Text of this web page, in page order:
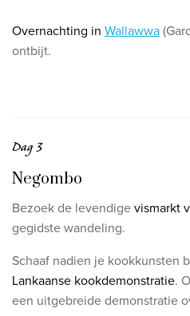
Overnachting in Wallawwa
ontbijt.
Dag 3
Negombo
Bezoek de levendigevismarkt
gegidste wandeling.
Schaaf nadien je kookkunsten
Lankaanse kookdemonstratie.
een uitgebreide demonstratie